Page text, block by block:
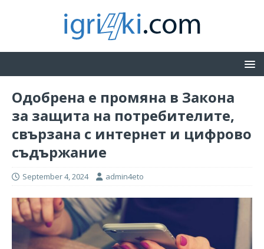
Одобрена е промяна в Закона
за защита на потребителите,
свързана с интернет и цифрово
съдържание
September 4, 2024 admin4eto